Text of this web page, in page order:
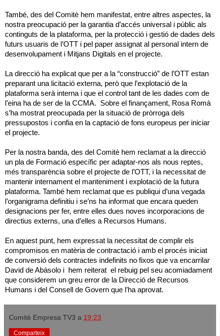
També, des del Comitè hem manifestat, entre altres aspectes, la
nostra preocupació per la garantia d’accés universal i públic als
continguts de la plataforma, per la protecció i gestió de dades dels
futurs usuaris de l’OTT i pel paper assignat al personal intern de
desenvolupament i Mitjans Digitals en el projecte.
La direcció ha explicat que per a la “construcció” de l’OTT estan
preparant una licitació externa, però que l’explotació de la
plataforma serà interna i que el control tant de les dades com de
l’eina ha de ser de la CCMA. Sobre el finançament, Rosa Romà
s’ha mostrat preocupada per la situació de pròrroga dels
pressupostos i confia en la captació de fons europeus per iniciar
el projecte.
Per la nostra banda, des del Comitè hem reclamat a la direcció
un pla de Formació específic per adaptar-nos als nous reptes,
més transparència sobre el projecte de l’OTT, i la necessitat de
mantenir internament el manteniment i explotació de la futura
plataforma. També hem reclamat que es publiqui d’una vegada
l’organigrama definitiu i se’ns ha informat que encara queden
designacions per fer, entre elles dues noves incorporacions de
directius externs, una d’elles a Recursos Humans.
En aquest punt, hem expressat la necessitat de complir els
compromisos en matèria de contractació i amb el procés iniciat
de conversió dels contractes indefinits no fixos que va encarrilar
David de Abàsolo i hem reiterat el rebuig pel seu acomiadament
que considerem un greu error de la Direcció de Recursos
Humans i del Consell de Govern que l’ha aprovat.
Comitè Empresa TV3 a 19:23
Comparteix